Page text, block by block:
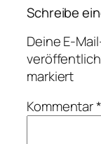
Schreibe
Deine E-
markiert
Kommentar*